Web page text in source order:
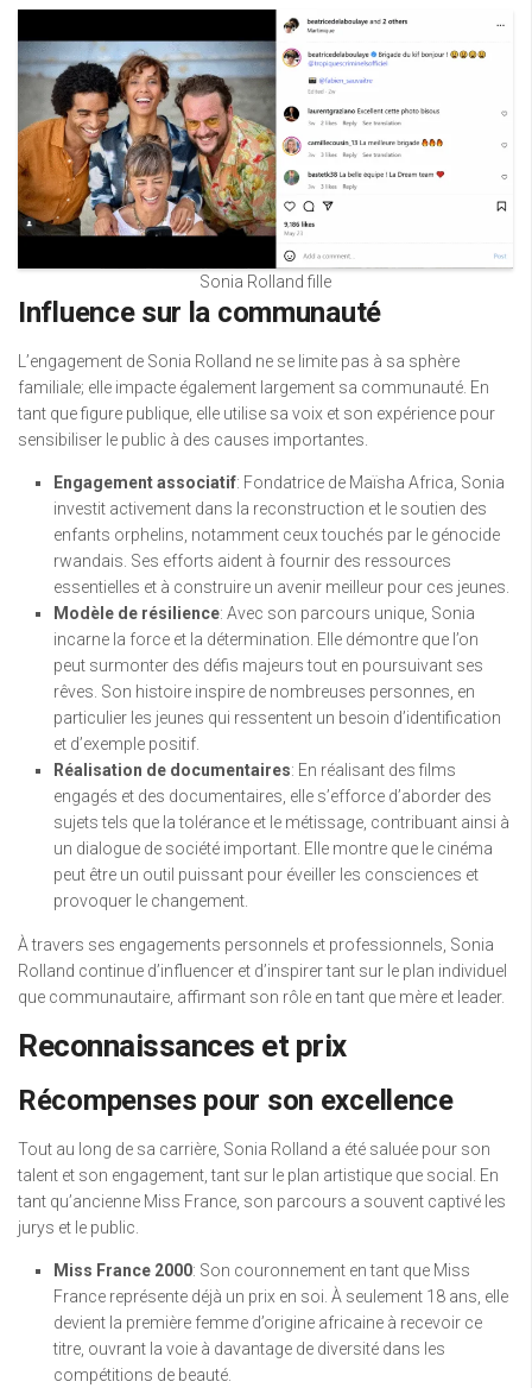
Sonia Rolland fille
Influence sur la communauté
L’engagement de Sonia Rolland ne se limite pas à sa sphère
familiale; elle impacte également largement sa communauté. En
tant que figure publique, elle utilise sa voix et son expérience pour
sensibiliser le public à des causes importantes.
Engagement associatif: Fondatrice de Maïsha Africa, Sonia
investit activement dans la reconstruction et le soutien des
enfants orphelins, notamment ceux touchés par le génocide
rwandais. Ses efforts aident à fournir des ressources
essentielles et à construire un avenir meilleur pour ces jeunes.
Modèle de résilience: Avec son parcours unique, Sonia
incarne la force et la détermination. Elle démontre que l’on
peut surmonter des défis majeurs tout en poursuivant ses
rêves. Son histoire inspire de nombreuses personnes, en
particulier les jeunes qui ressentent un besoin d’identification
et d’exemple positif.
Réalisation de documentaires: En réalisant des films
engagés et des documentaires, elle s’efforce d’aborder des
sujets tels que la tolérance et le métissage, contribuant ainsi à
un dialogue de société important. Elle montre que le cinéma
peut être un outil puissant pour éveiller les consciences et
provoquer le changement.
À travers ses engagements personnels et professionnels, Sonia
Rolland continue d’influencer et d’inspirer tant sur le plan individuel
que communautaire, affirmant son rôle en tant que mère et leader.
Reconnaissances et prix
Récompenses pour son excellence
Tout au long de sa carrière, Sonia Rolland a été saluée pour son
talent et son engagement, tant sur le plan artistique que social. En
tant qu’ancienne Miss France, son parcours a souvent captivé les
jurys et le public.
Miss France 2000: Son couronnement en tant que Miss
France représente déjà un prix en soi. À seulement 18 ans, elle
devient la première femme d’origine africaine à recevoir ce
titre, ouvrant la voie à davantage de diversité dans les
compétitions de beauté.